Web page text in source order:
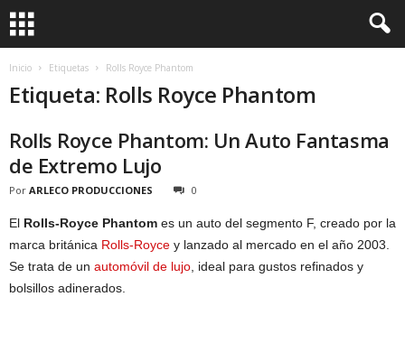
Inicio Etiquetas Rolls Royce Phantom
Etiqueta: Rolls Royce Phantom
Rolls Royce Phantom: Un Auto Fantasma
de Extremo Lujo
Por ARLECO PRODUCCIONES 0
El Rolls-Royce Phantom es un auto del segmento F, creado por la
marca británica Rolls-Royce y lanzado al mercado en el año 2003.
Se trata de un automóvil de lujo , ideal para gustos refinados y
bolsillos adinerados.